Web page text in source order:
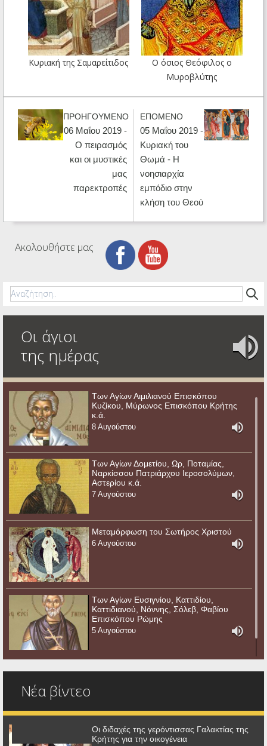
Κυριακή της Σαμαρείτιδος
Ο όσιος Θεόφιλος ο
Μυροβλύτης
ΠΡΟΗΓΟΥΜΕΝΟ
06 Μαΐου 2019 -
Ο πειρασμός
και οι μυστικές
μας
παρεκτροπές
ΕΠΟΜΕΝΟ
05 Μαΐου 2019 -
Κυριακή του
Θωμά - Η
νοησιαρχία
εμπόδιο στην
κλήση του Θεού
Ακολουθήστε μας
Οι άγιοι
της ημέρας
Των Αγίων Αιμιλιανού Επισκόπου
Κυζίκου, Μύρωνος Επισκόπου Κρήτης
κ.ά.
8 Αυγούστου
Των Αγίων Δομετίου, Ωρ, Ποταμίας,
Ναρκίσσου Πατριάρχου Ιεροσολύμων,
Αστερίου κ.ά.
7 Αυγούστου
Μεταμόρφωση του Σωτήρος Χριστού
6 Αυγούστου
Των Αγίων Ευσιγνίου, Καττιδίου,
Καττιδιανού, Νόννης, Σόλεβ, Φαβίου
Επισκόπου Ρώμης
5 Αυγούστου
Νέα βίντεο
Οι διδαχές της γερόντισσας Γαλακτίας της
Κρήτης για την οικογένεια